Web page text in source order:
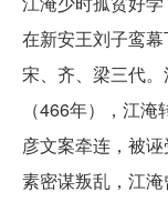
在新安王刘子鸾
宋、齐、梁三代
（466年），江
彦文案牵连，被
素密谋叛乱，江